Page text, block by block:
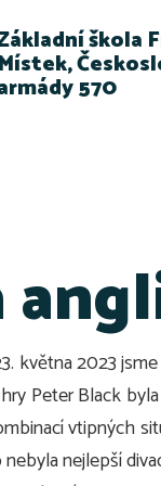
škola
570
května 2023
Peter Black
vtipných
nejlepší